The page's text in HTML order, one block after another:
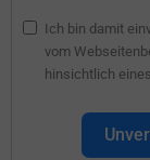
Ich bin damit
vom
hinsichtlich